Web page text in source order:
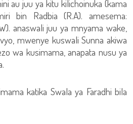
au juu ya kitu kilichoinuka (kama
bin Radbia (R.A). amesema:
anaswali juu ya mnyama wake,
mwenye kuswali Sunna akiwa
wa kusimama, anapata nusu ya
katika Swala ya Faradhi bila